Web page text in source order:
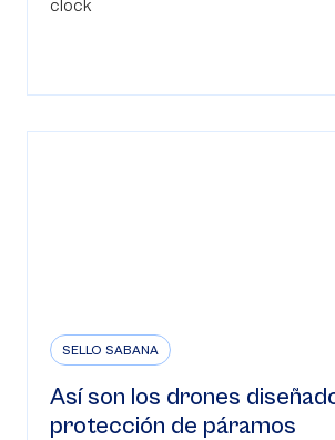
SELLO SABANA
Así son los drones
protección de páramos